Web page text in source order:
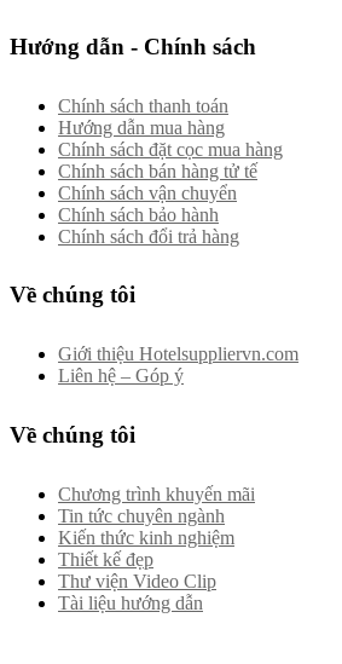
Hướng dẫn - Chính sách
Chính sách thanh toán
Hướng dẫn mua hàng
Chính sách đặt cọc mua hàng
Chính sách bán hàng tử tế
Chính sách vận chuyển
Chính sách bảo hành
Chính sách đổi trả hàng
Về chúng tôi
Giới thiệu Hotelsuppliervn.com
Liên hệ – Góp ý
Về chúng tôi
Chương trình khuyến mãi
Tin tức chuyên ngành
Kiến thức kinh nghiệm
Thiết kế đẹp
Thư viện Video Clip
Tài liệu hướng dẫn